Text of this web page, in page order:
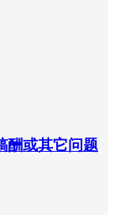
酬或其它问题